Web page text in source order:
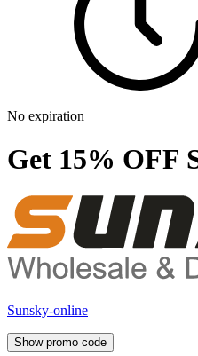
No expiration
Get 15% OFF
Sunsky-online
Show promo code